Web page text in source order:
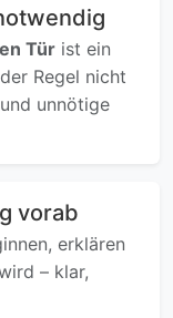
Tür ist ein
Regel nicht
unnötige
vorab
erklären
– klar,